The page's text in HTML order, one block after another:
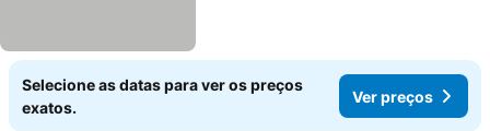
Selecione as datas para ver os preços
exatos.
Ver preços